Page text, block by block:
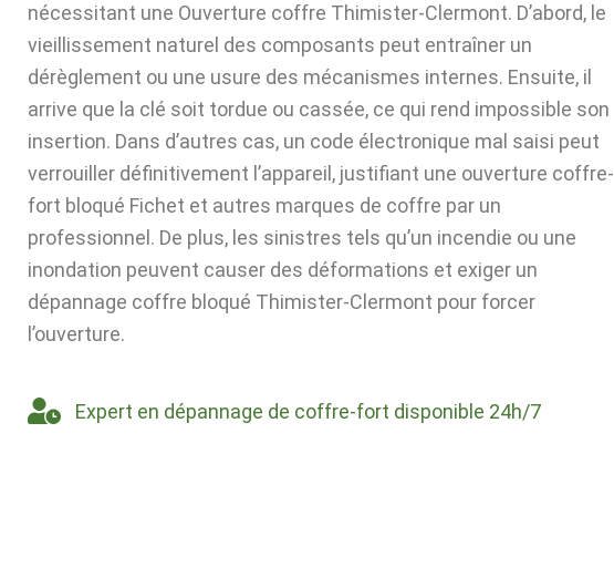
nécessitant une Ouverture coffre Thimister-Clermont. D’abord, le
vieillissement naturel des composants peut entraîner un
dérèglement ou une usure des mécanismes internes. Ensuite, il
arrive que la clé soit tordue ou cassée, ce qui rend impossible son
insertion. Dans d’autres cas, un code électronique mal saisi peut
verrouiller définitivement l’appareil, justifiant une ouverture coffre-
fort bloqué Fichet et autres marques de coffre par un
professionnel. De plus, les sinistres tels qu’un incendie ou une
inondation peuvent causer des déformations et exiger un
dépannage coffre bloqué Thimister-Clermont pour forcer
l’ouverture.
Expert en dépannage de coffre-fort disponible 24h/7